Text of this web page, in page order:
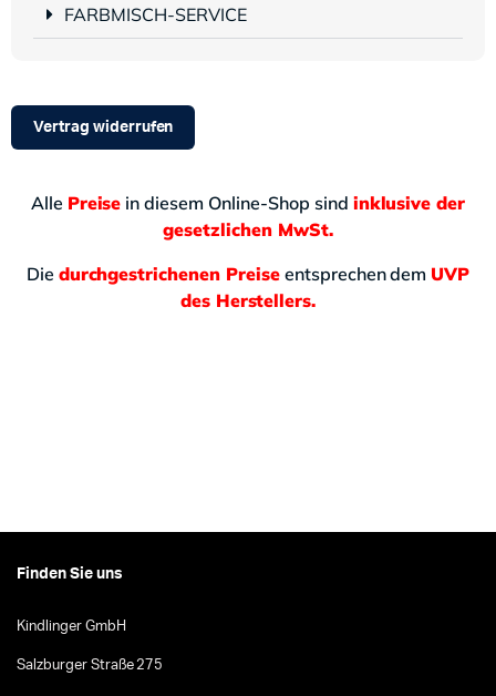
FARBMISCH-SERVICE
Vertrag widerrufen
Alle Preise in diesem Online-Shop sind inklusive der
gesetzlichen MwSt.
Die durchgestrichenen Preiseentsprechen dem UVP
des Herstellers.
Finden Sie uns
Kindlinger GmbH
Salzburger Straße 275